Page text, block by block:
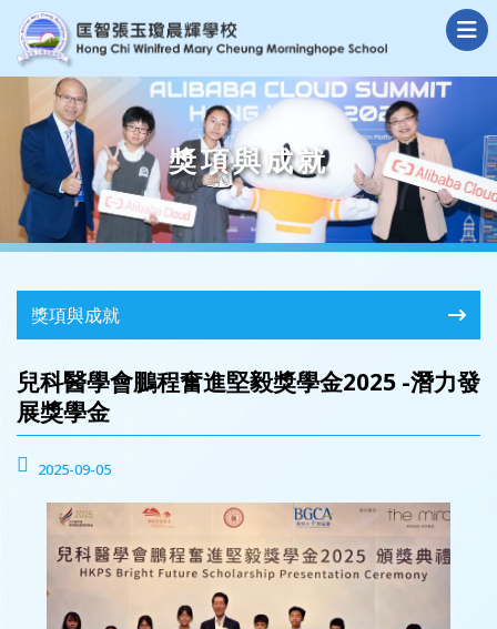
獎項與成就
獎項與成就
兒科醫學會鵬程奮進堅毅獎學金2025 -潛力發
展獎學金
2025-09-05